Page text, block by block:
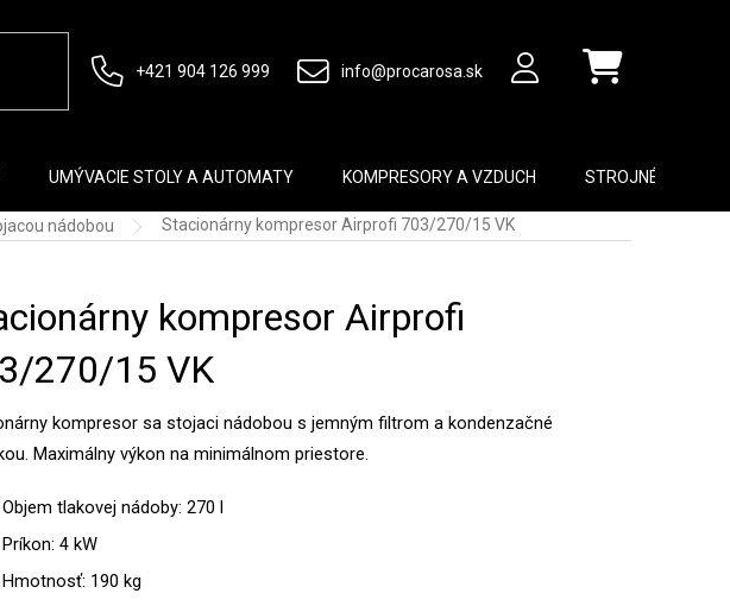
+421 904 126 999 info@procarosa.sk Nákupný košík
UMÝVACIE STOLY A AUTOMATY KOMPRESORY A VZDUCH STROJNÉ
nádobou Stacionárny kompresor Airprofi 703/270/15 VK
kompresor Airprofi
270/15 VK
kompresor sa stojaci nádobou s jemným filtrom a kondenzačné
Maximálny výkon na minimálnom priestore.
Objem tlakovej nádoby: 270 l
Príkon: 4 kW
Hmotnosť: 190 kg